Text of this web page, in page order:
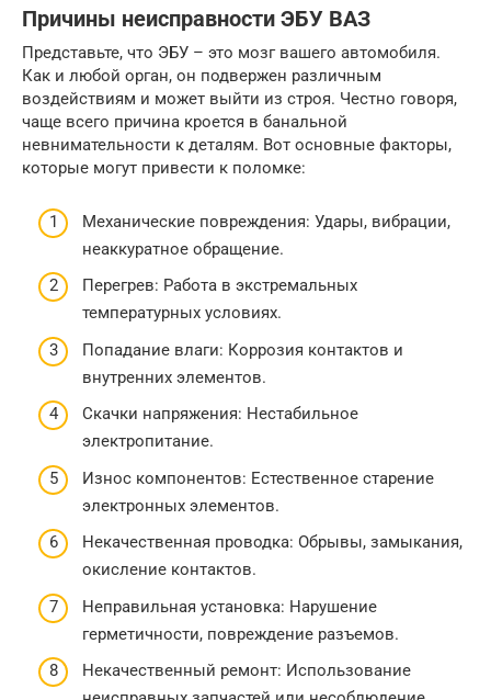
Причины неисправности ЭБУ ВАЗ
Представьте, что ЭБУ – это мозг вашего автомобиля.
Как и любой орган, он подвержен различным
воздействиям и может выйти из строя. Честно говоря,
чаще всего причина кроется в банальной
невнимательности к деталям. Вот основные факторы,
которые могут привести к поломке:
Механические повреждения: Удары, вибрации,
неаккуратное обращение.
Перегрев: Работа в экстремальных
температурных условиях.
Попадание влаги: Коррозия контактов и
внутренних элементов.
Скачки напряжения: Нестабильное
электропитание.
Износ компонентов: Естественное старение
электронных элементов.
Некачественная проводка: Обрывы, замыкания,
окисление контактов.
Неправильная установка: Нарушение
герметичности, повреждение разъемов.
Некачественный ремонт: Использование